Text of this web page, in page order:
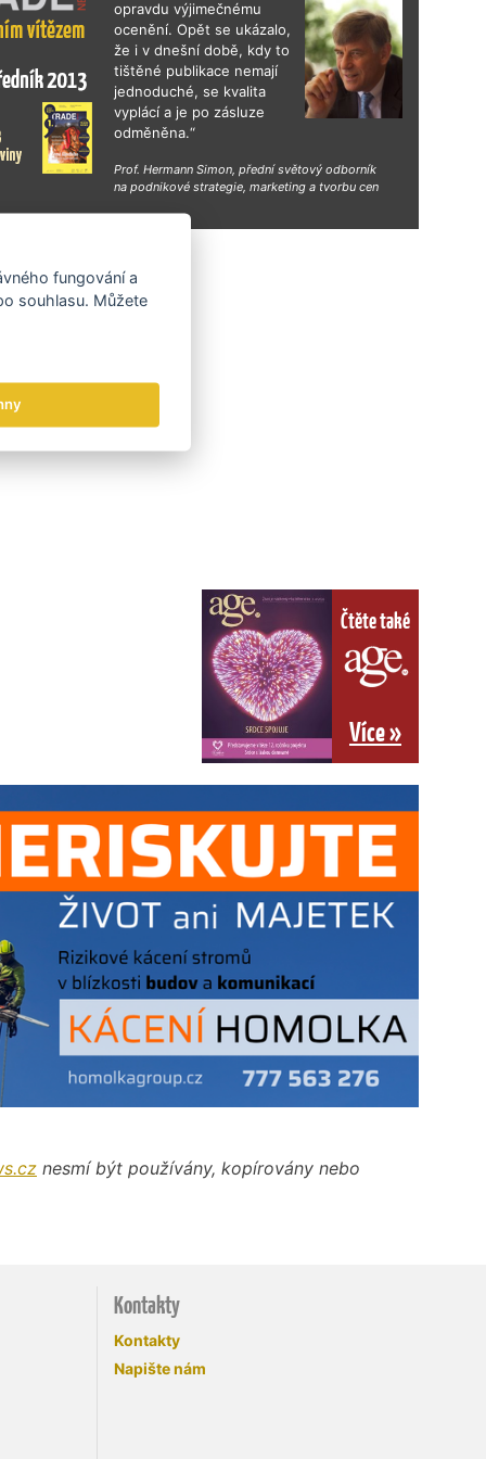
opravdu výjimečnému
ocenění. Opět se ukázalo,
že i v dnešní době, kdy to
tištěné publikace nemají
jednoduché, se kvalita
vyplácí a je po zásluze
odměněna.“
Prof. Hermann Simon, přední světový odborník
na podnikové strategie, marketing a tvorbu cen
Čtěte také
Více »
nesmí být používány, kopírovány nebo
Kontakty
Kontakty
Napište nám
fungování a
souhlasu. Můžete